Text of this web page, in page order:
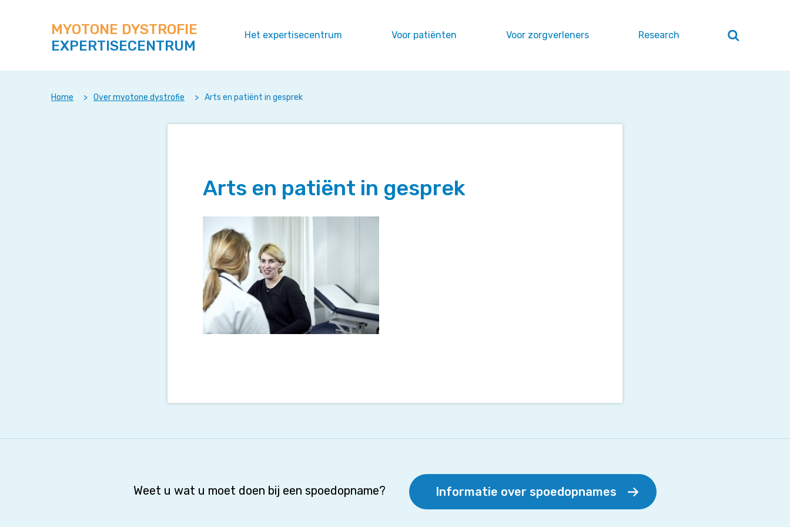
naar
content
deze
site
MYOTONE DYSTROFIE
EXPERTISECENTRUM
Het expertisecentrum Voor patiënten Voor zorgverleners Research Zoeken
sluiten
Home > Over myotone dystrofie > Arts en patiënt in gesprek
Arts en patiënt in gesprek
Weet u wat u moet doen bij een spoedopname? Informatie over spoedopnames